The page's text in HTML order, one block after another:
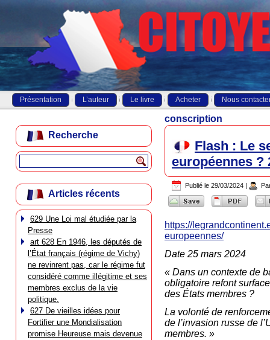
Présentation L’auteur Le livre Acheter Nous
Recherche
Articles récents
629 Une Loi mal étudiée par la
Presse
art 628 En 1946, les députés de
l’État français (régime de Vichy)
ne revinrent pas, car le régime fut
considéré comme illégitime et ses
membres exclus de la vie
politique.
627 De vieilles idées pour
Fortifier une Mondialisation
promise Heureuse mais devenue
conscription
Flash : Le
européennes ?
Publié le 29/03/2024 |
https://
europeennes/
Date 25 mars 2024
« Dans un contexte de
obligatoire refont
des États membres ?
La volonté de
de l’invasion russe de
membres. »